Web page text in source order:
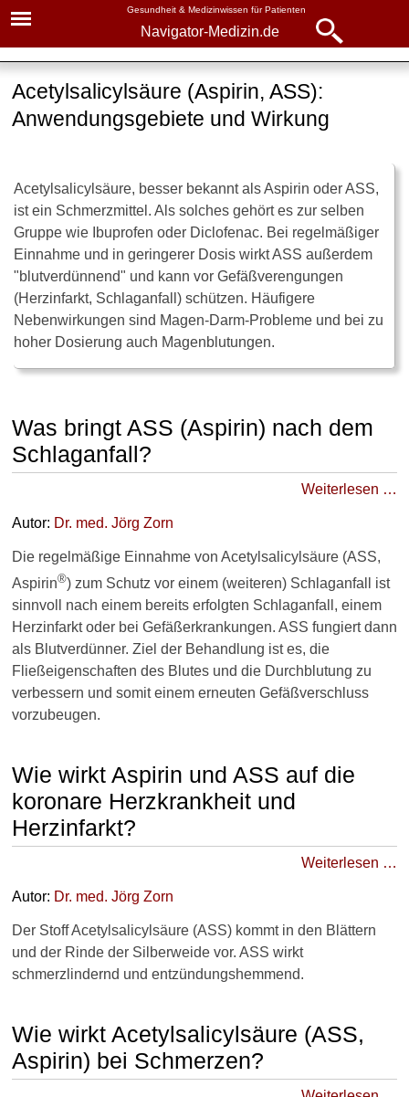
Gesundheit & Medizinwissen für Patienten
Navigator-Medizin.de
Acetylsalicylsäure (Aspirin, ASS):
Anwendungsgebiete und Wirkung
Acetylsalicylsäure, besser bekannt als Aspirin oder ASS,
ist ein Schmerzmittel. Als solches gehört es zur selben
Gruppe wie Ibuprofen oder Diclofenac. Bei regelmäßiger
Einnahme und in geringerer Dosis wirkt ASS außerdem
"blutverdünnend" und kann vor Gefäßverengungen
(Herzinfarkt, Schlaganfall) schützen. Häufigere
Nebenwirkungen sind Magen-Darm-Probleme und bei zu
hoher Dosierung auch Magenblutungen.
Was bringt ASS (Aspirin) nach dem
Schlaganfall?
Weiterlesen …
Autor: Dr. med. Jörg Zorn
Die regelmäßige Einnahme von Acetylsalicylsäure (ASS,
Aspirin®) zum Schutz vor einem (weiteren) Schlaganfall ist
sinnvoll nach einem bereits erfolgten Schlaganfall, einem
Herzinfarkt oder bei Gefäßerkrankungen. ASS fungiert dann
als Blutverdünner. Ziel der Behandlung ist es, die
Fließeigenschaften des Blutes und die Durchblutung zu
verbessern und somit einem erneuten Gefäßverschluss
vorzubeugen.
Wie wirkt Aspirin und ASS auf die
koronare Herzkrankheit und
Herzinfarkt?
Weiterlesen …
Autor: Dr. med. Jörg Zorn
Der Stoff Acetylsalicylsäure (ASS) kommt in den Blättern
und der Rinde der Silberweide vor. ASS wirkt
schmerzlindernd und entzündungshemmend.
Wie wirkt Acetylsalicylsäure (ASS,
Aspirin) bei Schmerzen?
Navigator-Medizin.de
► News
► Diagnostik & Laborwerte
► Therapieverfahren
► Medikamente
► Gesundheitsthemen
Navigator-
Medizin.de
▾
Medikamente
ASS gegen Schmerzen
Wirkung auf Herz und
Durchblutung
ASS nach Schlaganfall
Nebenwirkungen von ASS
Wann nicht?
Weitere Inhalte dazu auf
Kopfschmerzen: alle Fragen,
Arteriosklerose: alle Fragen,
alle Antworten
Vorbeugung nach dem
Schlaganfall
Alternative zu ASS:
Clopidogrel
►
Krankheiten
►
Symptome
►
Diagnostik
Laborwerte
►